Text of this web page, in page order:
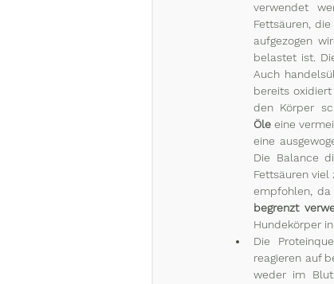
verwendet
Fettsäuren,
aufgezogen
belastet ist.
Auch
bereits
den Körper
Öle eine
eine
Die Balance
Fettsäuren
empfohlen, da
begrenzt
Hundekörper
Die
reagieren auf
weder im